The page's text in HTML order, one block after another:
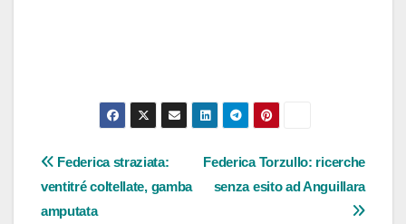
Navigazione
articoli
Federica Torzullo: ricerche
senza esito ad Anguillara
Federica straziata:
ventitré coltellate, gamba
amputata